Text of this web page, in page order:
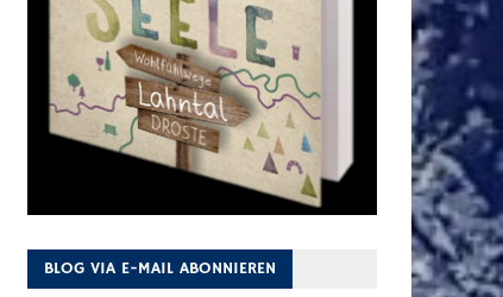
BLOG VIA E-MAIL ABONNIEREN